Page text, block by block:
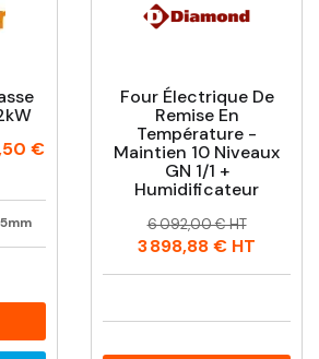
€
Four Électrique De
Remise En
Température -
Maintien 10 Niveaux
GN 1/1 +
Humidificateur
Prix
Prix
habituel
6 092,00 € HT
3 898,88 € HT